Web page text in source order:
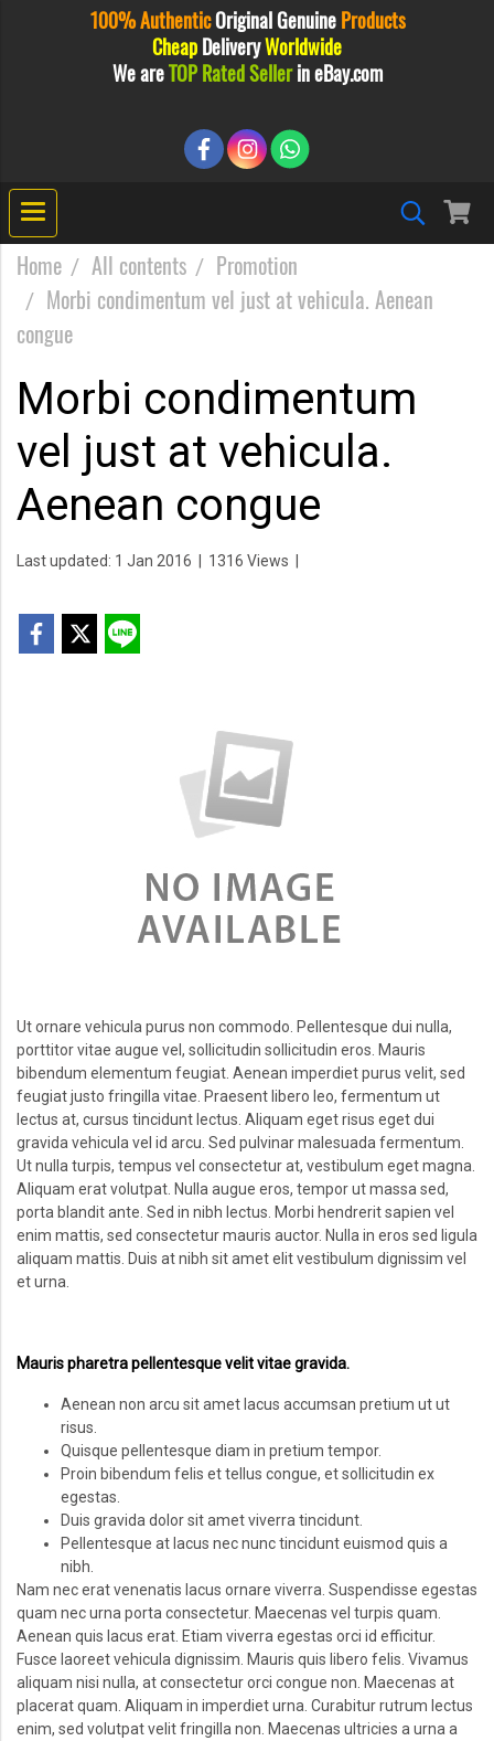
100% AuthenticOriginalGenuine Products
Cheap DeliveryWorldwide
We areTOP Rated Sellerin eBay.com
Home All contents
Promotion
Morbi condimentum vel just at vehicula. Aenean
congue
Morbi condimentum
vel just at vehicula.
Aenean congue
Last updated: 1 Jan 2016 1316 Views
Ut ornare vehicula purus non commodo. Pellentesque dui nulla,
porttitor vitae augue vel, sollicitudin sollicitudin eros. Mauris
bibendum elementum feugiat. Aenean imperdiet purus velit, sed
feugiat justo fringilla vitae. Praesent libero leo, fermentum ut
lectus at, cursus tincidunt lectus. Aliquam eget risus eget dui
gravida vehicula vel id arcu. Sed pulvinar malesuada fermentum.
Ut nulla turpis, tempus vel consectetur at, vestibulum eget magna.
Aliquam erat volutpat. Nulla augue eros, tempor ut massa sed,
porta blandit ante. Sed in nibh lectus. Morbi hendrerit sapien vel
enim mattis, sed consectetur mauris auctor. Nulla in eros sed ligula
aliquam mattis. Duis at nibh sit amet elit vestibulum dignissim vel
et urna.
Mauris pharetra pellentesque velit vitae gravida.
Aenean non arcu sit amet lacus accumsan pretium ut ut
risus.
Quisque pellentesque diam in pretium tempor.
Proin bibendum felis et tellus congue, et sollicitudin ex
egestas.
Duis gravida dolor sit amet viverra tincidunt.
Pellentesque at lacus nec nunc tincidunt euismod quis a
nibh.
Nam nec erat venenatis lacus ornare viverra. Suspendisse egestas
quam nec urna porta consectetur. Maecenas vel turpis quam.
Aenean quis lacus erat. Etiam viverra egestas orci id efficitur.
Fusce laoreet vehicula dignissim. Mauris quis libero felis. Vivamus
aliquam nisi nulla, at consectetur orci congue non. Maecenas at
placerat quam. Aliquam in imperdiet urna. Curabitur rutrum lectus
enim, sed volutpat velit fringilla non. Maecenas ultricies a urna a